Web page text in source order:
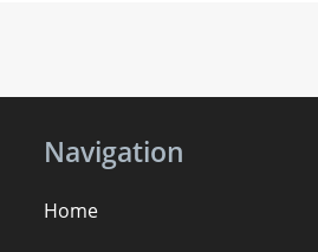
Navigation
Home